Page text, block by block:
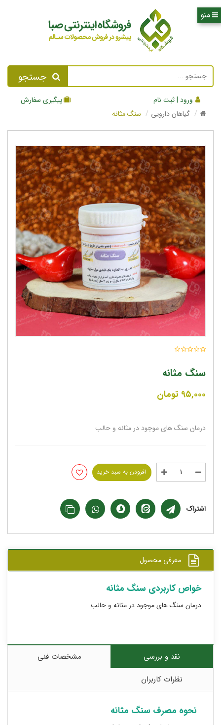
جستجو
ورود | ثبت نام
پیگیری سفارش
گیاهان دارویی
سنگ مثانه
سنگ مثانه
۹۵,۰۰۰ تومان
درمان سنگ های موجود در مثانه و حالب
افزودن به سبد خرید
اشتراک
معرفی محصول
خواص کاربردی سنگ مثانه
درمان سنگ های موجود در مثانه و حالب
نقد و بررسی
مشخصات فنی
نظرات کاربران
نحوه مصرف سنگ مثانه